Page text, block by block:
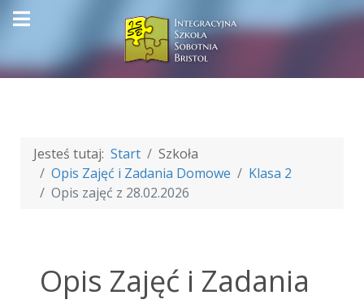
Jesteś tutaj: Start
Szkoła
Opis Zajęć i Zadania Domowe
Klasa 2
Opis zajęć z 28.02.2026
Opis Zajęć i Zadania